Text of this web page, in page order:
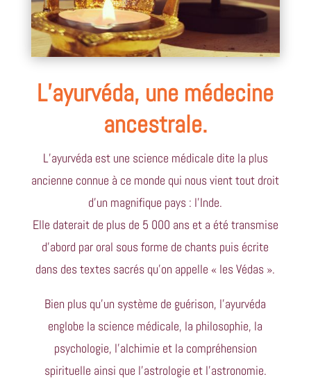
L’ayurvéda, une médecine
ancestrale.
L’ayurvéda est une science médicale dite la plus
ancienne connue à ce monde qui nous vient tout droit
d’un magnifique pays : l’Inde.
Elle daterait de plus de 5 000 ans et a été transmise
d’abord par oral sous forme de chants puis écrite
dans des textes sacrés qu’on appelle « les Védas ».
Bien plus qu’un système de guérison, l’ayurvéda
englobe la science médicale, la philosophie, la
psychologie, l’alchimie et la compréhension
spirituelle ainsi que l’astrologie et l’astronomie.